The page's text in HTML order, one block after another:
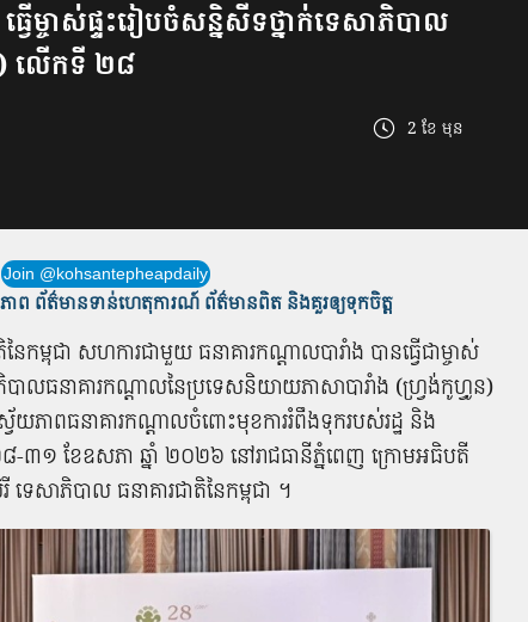
ើម្ចាស់ផ្ទះរៀបចំសន្និសីទថ្នាក់ទេសាភិបាល
) លើកទី ២៨
2 ខែ មុន
Join @kohsantepheapdaily
ព ព័ត៌មាន​ទាន់​ហេតុការណ៍ ព័ត៌មានពិត និង​គួរឲ្យទុកចិត្ត
នៃកម្ពុជា សហការជាមួយ ធនាគារកណ្តាលបារាំង បានធ្វើជាម្ចាស់
បាលធនាគារកណ្តាលនៃប្រទេសនិយាយភាសាបារាំង (ហ្វ្រង់កូហ្វូន)
ភាពធនាគារកណ្តាលចំពោះមុខការរំពឹងទុករបស់រដ្ឋ និង
-៣១ ខែឧសភា ឆ្នាំ ២០២៦ នៅរាជធានីភ្នំពេញ ក្រោមអធិបតី
េសាភិបាល ធនាគារជាតិនៃកម្ពុជា ។